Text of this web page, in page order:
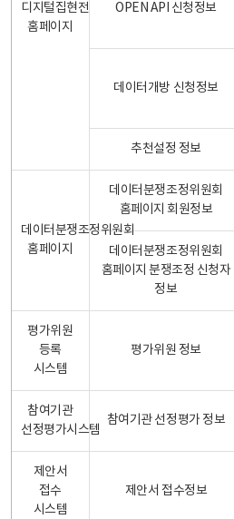
디지털집현전
홈페이지
OPEN API 신청정보
데이터개방 신청정보
추천설정 정보
데이터분쟁조정위원회
홈페이지
데이터분쟁조정위원회
홈페이지 회원정보
데이터분쟁조정위원회
홈페이지 분쟁조정 신청자
정보
평가위원
등록
시스템
평가위원 정보
참여기관
선정평가시스템
참여기관 선정평가 정보
제안서
접수
시스템
제안서 접수정보